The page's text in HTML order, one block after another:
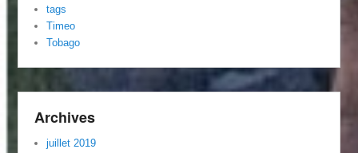
tags
Timeo
Tobago
Archives
juillet 2019